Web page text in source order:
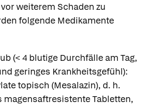
weiterem Schaden zu
folgende Medikamente
(< 4 blutige Durchfälle am Tag,
geringes Krankheitsgefühl):
topisch (Mesalazin), d. h.
magensaftresistente Tabletten,